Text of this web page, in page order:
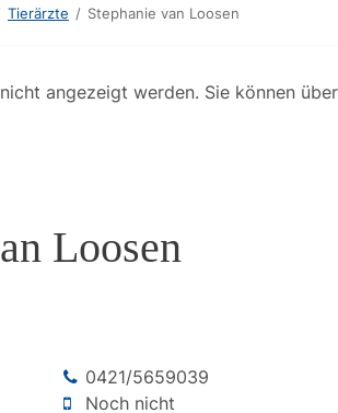
Tierärzte / Stephanie van Loosen
angezeigt werden. Sie können
Loosen
0421/5659039
Noch nicht